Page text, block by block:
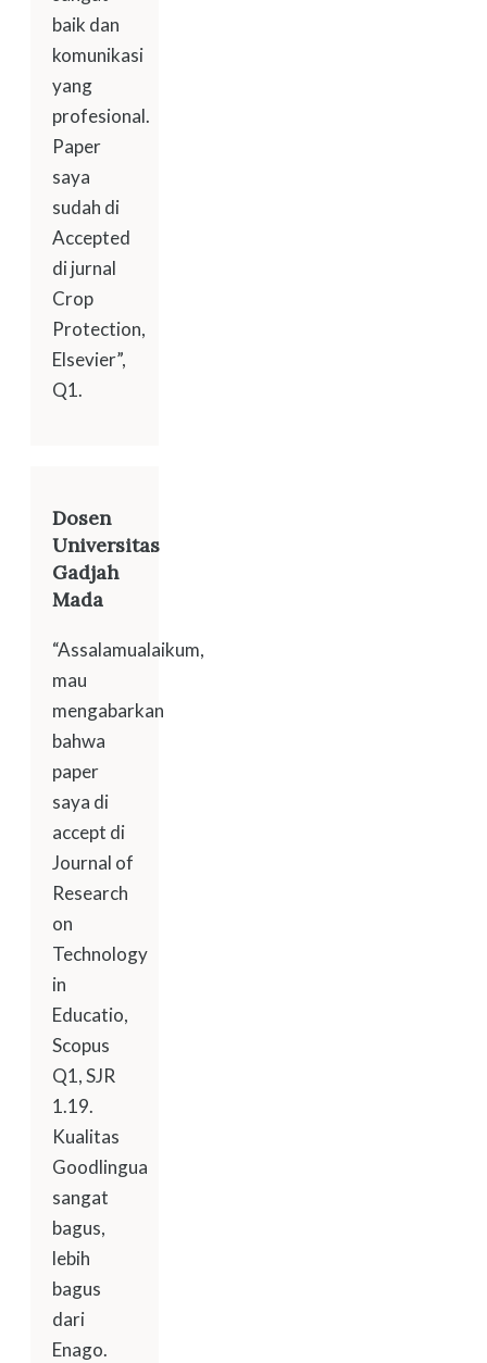
baik dan
komunikasi
yang
profesional.
Paper
saya
sudah di
Accepted
di jurnal
Crop
Protection,
Elsevier”,
Q1.
Dosen
Universitas
Gadjah
Mada
“Assalamualaikum,
mau
mengabarkan
bahwa
paper
saya di
accept di
Journal of
Research
on
Technology
in
Educatio,
Scopus
Q1, SJR
1.19.
Kualitas
Goodlingua
sangat
bagus,
lebih
bagus
dari
Enago.